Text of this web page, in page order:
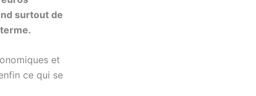
surtout de
et
ce qui se